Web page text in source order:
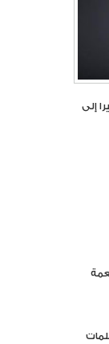
إلى
بعنوان “100 لون”، من كلمات